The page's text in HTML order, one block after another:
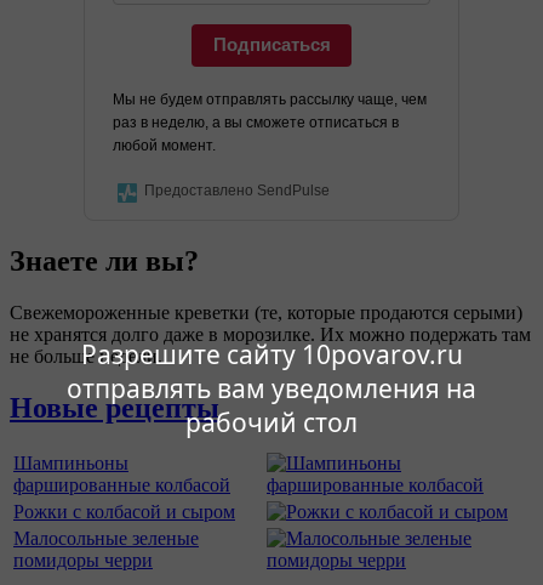
Разрешите сайту 10povarov.ru
отправлять вам уведомления на
рабочий стол
Подписаться
Мы не будем отправлять рассылку чаще, чем
раз в неделю, а вы сможете отписаться в
любой момент.
Предоставлено SendPulse
Знаете ли вы?
Свежемороженные креветки (те, которые продаются серыми)
не хранятся долго даже в морозилке. Их можно подержать там
не больше недели.
Новые рецепты
Шампиньоны
фаршированные колбасой
Рожки с колбасой и сыром
Малосольные зеленые
помидоры черри